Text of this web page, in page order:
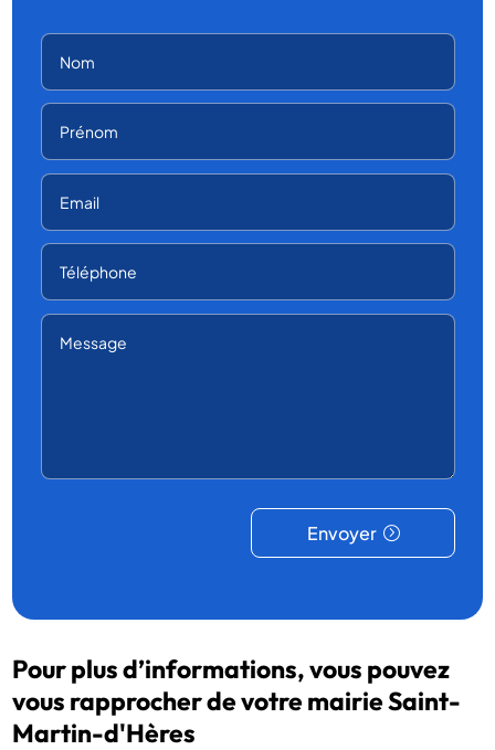
Envoyer
Pour plus d’informations, vous pouvez
vous rapprocher de votre mairie Saint-
Martin-d'Hères